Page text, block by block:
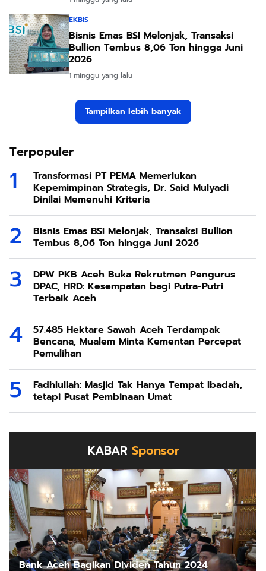
EKBIS
Bisnis Emas BSI Melonjak, Transaksi
Bullion Tembus 8,06 Ton hingga Juni
2026
1 minggu yang lalu
Tampilkan lebih banyak
Terpopuler
Transformasi PT PEMA Memerlukan
Kepemimpinan Strategis, Dr. Said Mulyadi
Dinilai Memenuhi Kriteria
Bisnis Emas BSI Melonjak, Transaksi Bullion
Tembus 8,06 Ton hingga Juni 2026
DPW PKB Aceh Buka Rekrutmen Pengurus
DPAC, HRD: Kesempatan bagi Putra-Putri
Terbaik Aceh
57.485 Hektare Sawah Aceh Terdampak
Bencana, Mualem Minta Kementan Percepat
Pemulihan
Fadhlullah: Masjid Tak Hanya Tempat Ibadah,
tetapi Pusat Pembinaan Umat
KABAR Sponsor
Bank Aceh Bagikan Dividen Tahun 2024